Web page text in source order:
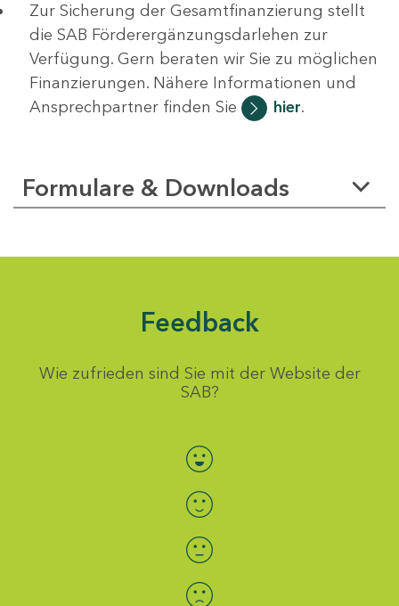
Zur Sicherung der Gesamtfinanzierung stellt
die SAB Förderergänzungsdarlehen zur
Verfügung. Gern beraten wir Sie zu möglichen
Finanzierungen. Nähere Informationen und
Ansprechpartner finden Sie
hier.
Formulare & Downloads
Feedback
Wie zufrieden sind Sie mit der Website der
SAB?
Bewertung auswählen